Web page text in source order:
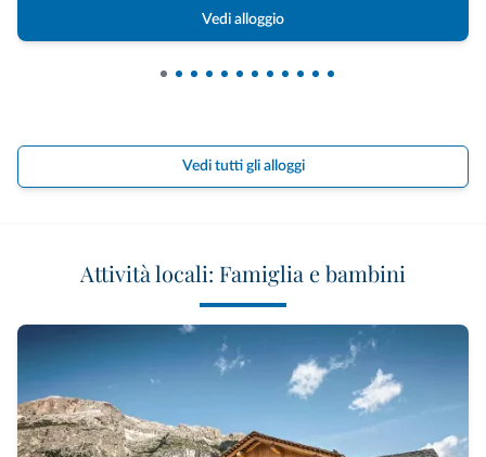
Vedi alloggio
Vedi tutti gli alloggi
Attività locali: Famiglia e bambini